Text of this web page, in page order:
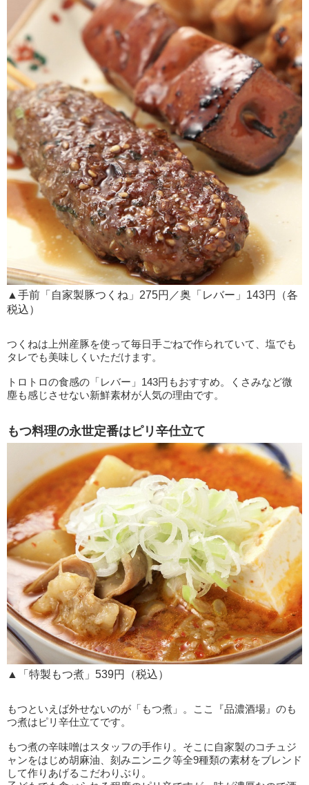
▲手前「自家製豚つくね」275円／奥「レバー」143円（各
税込）
つくねは上州産豚を使って毎日手ごねで作られていて、塩でも
タレでも美味しくいただけます。
トロトロの食感の「レバー」143円もおすすめ。くさみなど微
塵も感じさせない新鮮素材が人気の理由です。
もつ料理の永世定番はピリ辛仕立て
▲「特製もつ煮」539円（税込）
もつといえば外せないのが「もつ煮」。ここ『品濃酒場』のも
つ煮はピリ辛仕立てです。
もつ煮の辛味噌はスタッフの手作り。そこに自家製のコチュジ
ャンをはじめ胡麻油、刻みニンニク等全9種類の素材をブレンド
して作りあげるこだわりぶり。